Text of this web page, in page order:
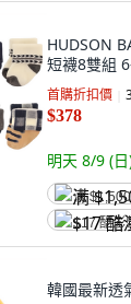
HUDSON
短襪8雙組
首購折扣價
$378
明天 8/9 (
满
$17 酷澎
韓國最新透